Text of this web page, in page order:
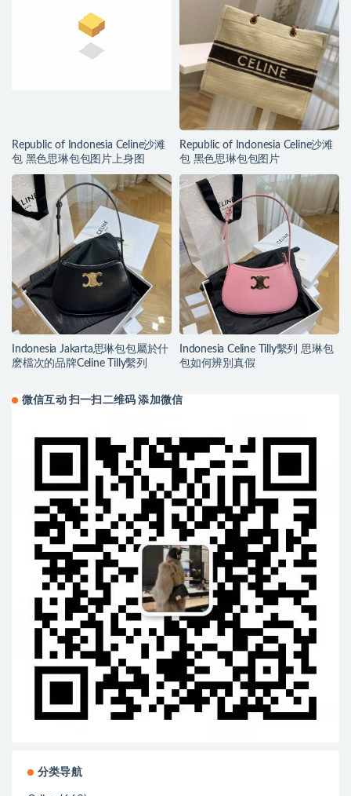
Republic of Indonesia Celine沙滩
包 黑色思琳包包图片上身图
Republic of Indonesia Celine沙滩
包 黑色思琳包包图片
Indonesia Jakarta思琳包包屬於什
麽檔次的品牌Celine Tilly繫列
Indonesia Celine Tilly繫列 思琳包
包如何辨別真假
微信互动 扫一扫二维码 添加微信
分类导航